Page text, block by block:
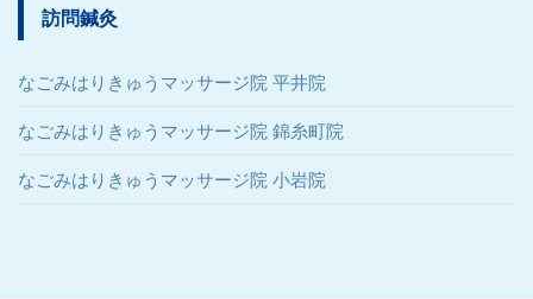
訪問鍼灸
なごみはりきゅうマッサージ院 平井院
なごみはりきゅうマッサージ院 錦糸町院
なごみはりきゅうマッサージ院 小岩院